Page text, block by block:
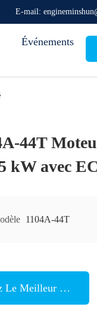
E-mail:
Événements
44T
kW avec
1104A-44T
Le Meilleur Prix